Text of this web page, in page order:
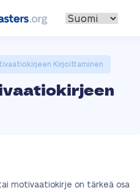
Kirjoittaminen
motivaatiokirje on tärkeä osa